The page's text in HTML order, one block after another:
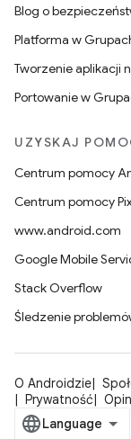
Blog o
Platforma w
Tworzenie aplikacji
Portowanie w
UZYSKAJ
Centrum pomocy
Centrum pomocy
www.android.com
Google Mobile
Stack Overflow
Śledzenie
O Androidzie
Prywatność